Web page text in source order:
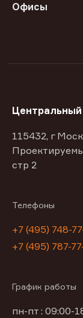
Офисы
115432, г
стр 2
Телефоны
+7 (495) 748-
+7 (495) 787-
График работы
пн-пт : 09:00-